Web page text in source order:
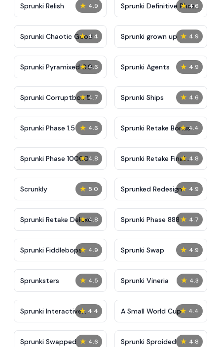
★ 4.9
Sprunki Relish ★ 4.6
Sprunki Definitive Phase
7
★ 4.4
Sprunki Chaotic Good ★ 4.9
Sprunki grown up
★ 4.6
Sprunki Pyramixed 0.9 ★ 4.9
Sprunki Agents
★ 4.7
Sprunki Corruptbox 5 ★ 4.6
Sprunki Ships
★ 4.6
Sprunki Phase 1.5 ★ 4.4
Sprunki Retake Bonus
★ 4.8
Sprunki Phase 10000 ★ 4.8
Sprunki Retake Final
Update
★ 5.0
Scrunkly ★ 4.9
Sprunked Redesign
★ 4.8
Sprunki Retake Deluxe ★ 4.7
Sprunki Phase 888
★ 4.9
Sprunki Fiddlebops ★ 4.9
Sprunki Swap
★ 4.5
Sprunksters ★ 4.3
Sprunki Vineria
★ 4.4
Sprunki Interactive
Tunner
★ 4.4
A Small World Cup
★ 4.6
Sprunki Swapped ★ 4.8
Sprunki Sproided